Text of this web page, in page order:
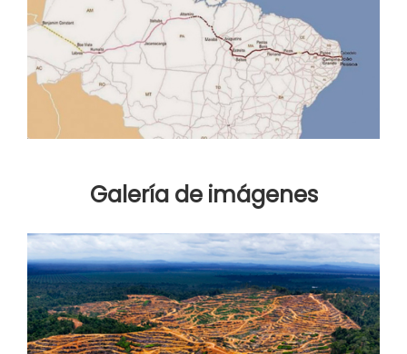
Galería de imágenes